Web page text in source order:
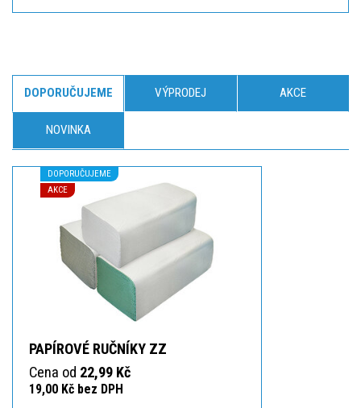
DOPORUČUJEME VÝPRODEJ AKCE
NOVINKA
DOPORUČUJEME
AKCE
PAPÍROVÉ RUČNÍKY ZZ
Cena od 22,99 Kč
19,00 Kč bez DPH